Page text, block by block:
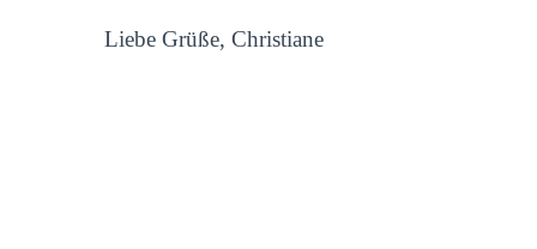
Liebe Grüße, Christiane